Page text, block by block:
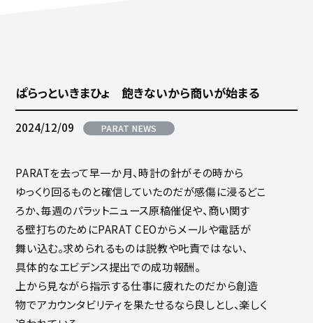
ぱらっといきまひょ 飽きないから商いが始まる
2024/12/09 PARAT NEWS
PARATを去って早一か月、時計の針がその時から
ゆっくり回るものと確信していたのだが感傷に浸るどこ
ろか、毎週のパラットニュース原稿催促や、商い関す
る壁打ちのためにPARAT CEOからメールや電話が
舞い込む。求められるものは説教や𠮟責ではない、
具体的なエビデンス提出での成功報酬。
上から見ながら指示する仕事に疲れたのだから創造
物でアカウンタビリティを果たせるなら良しとし、楽しく